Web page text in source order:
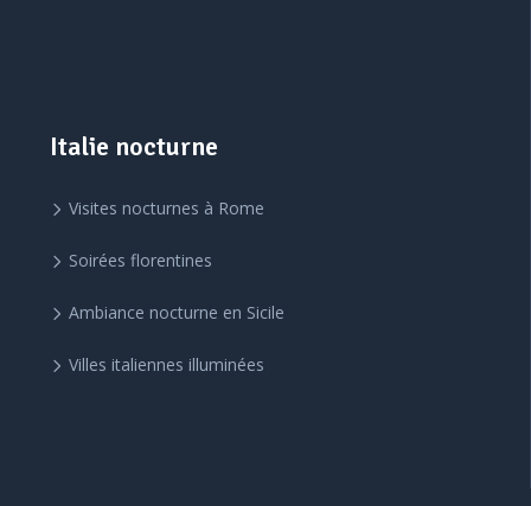
Italie nocturne
Visites nocturnes à Rome
Soirées florentines
Ambiance nocturne en Sicile
Villes italiennes illuminées